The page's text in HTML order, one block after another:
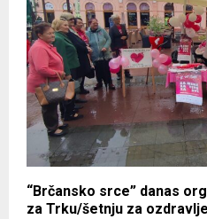
“Brčansko srce” danas
za Trku/šetnju za